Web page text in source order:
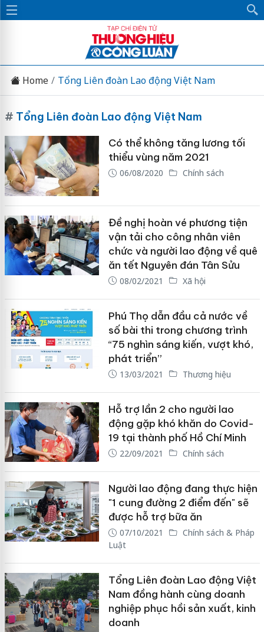
Home Tổng Liên đoàn Lao động Việt Nam
# Tổng Liên đoàn Lao động Việt Nam
Có thể không tăng lương tối
thiểu vùng năm 2021
06/08/2020 Chính sách
Đề nghị hoàn vé phương tiện
vận tải cho công nhân viên
chức và người lao động về quê
ăn tết Nguyên đán Tân Sửu
08/02/2021 Xã hội
Phú Thọ dẫn đầu cả nước về
số bài thi trong chương trình
“75 nghìn sáng kiến, vượt khó,
phát triển”
13/03/2021 Thương hiệu
Hỗ trợ lần 2 cho người lao
động gặp khó khăn do Covid-
19 tại thành phố Hồ Chí Minh
22/09/2021 Chính sách
Người lao động đang thực hiện
"1 cung đường 2 điểm đến" sẽ
được hỗ trợ bữa ăn
07/10/2021
Chính sách & Pháp
Luật
Tổng Liên đoàn Lao động Việt
Nam đồng hành cùng doanh
nghiệp phục hồi sản xuất, kinh
doanh